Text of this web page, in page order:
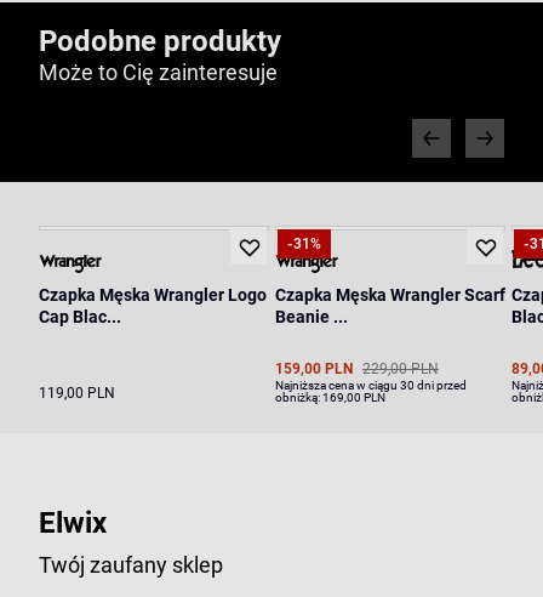
Podobne produkty
Może to Cię zainteresuje
Czapka Męska Wrangler Logo
Cap Blac...
119,00 PLN
-31%
Czapka Męska Wrangler Scarf
Beanie ...
159,00 PLN 229,00 PLN
Najniższa cena w ciągu 30 dni przed
obniżką:169,00 PLN
-
Elwix
Twój zaufany sklep